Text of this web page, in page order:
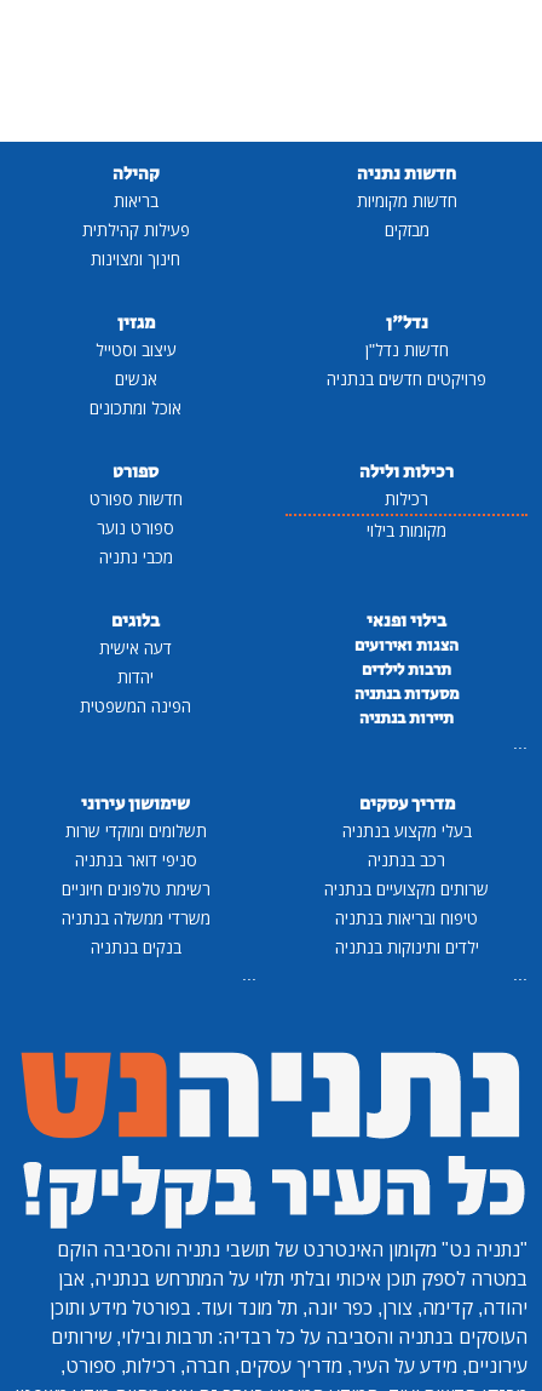
חדשות נתניה
חדשות מקומיות
מבזקים
קהילה
בריאות
פעילות קהילתית
חינוך ומצוינות
נדל"ן
חדשות נדל"ן
פרויקטים חדשים בנתניה
מגזין
עיצוב וסטייל
אנשים
אוכל ומתכונים
רכילות ולילה
רכילות
מקומות בילוי
ספורט
חדשות ספורט
ספורט נוער
מכבי נתניה
בילוי ופנאי
הצגות ואירועים
תרבות לילדים
מסעדות בנתניה
תיירות בנתניה
...
בלוגים
דעה אישית
יהדות
הפינה המשפטית
מדריך עסקים
בעלי מקצוע בנתניה
רכב בנתניה
שרותים מקצועיים בנתניה
טיפוח ובריאות בנתניה
ילדים ותינוקות בנתניה
...
שימושון עירוני
תשלומים ומוקדי שרות
סניפי דואר בנתניה
רשימת טלפונים חיוניים
משרדי ממשלה בנתניה
בנקים בנתניה
...
"נתניה נט" מקומון האינטרנט של תושבי נתניה והסביבה הוקם
במטרה לספק תוכן איכותי ובלתי תלוי על המתרחש בנתניה, אבן
יהודה, קדימה, צורן, כפר יונה, תל מונד ועוד. בפורטל מידע ותוכן
העוסקים בנתניה והסביבה על כל רבדיה: תרבות ובילוי, שירותים
עירוניים, מידע על העיר, מדריך עסקים, חברה, רכילות, ספורט,